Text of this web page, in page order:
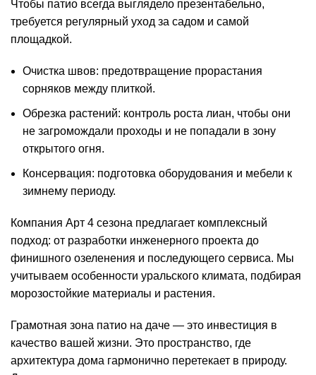
Чтобы патио всегда выглядело презентабельно,
требуется регулярный уход за садом и самой
площадкой.
Очистка швов: предотвращение прорастания
сорняков между плиткой.
Обрезка растений: контроль роста лиан, чтобы они
не загромождали проходы и не попадали в зону
открытого огня.
Консервация: подготовка оборудования и мебели к
зимнему периоду.
Компания Арт 4 сезона предлагает комплексный
подход: от разработки инженерного проекта до
финишного озеленения и последующего сервиса. Мы
учитываем особенности уральского климата, подбирая
морозостойкие материалы и растения.
Грамотная зона патио на даче — это инвестиция в
качество вашей жизни. Это пространство, где
архитектура дома гармонично перетекает в природу.